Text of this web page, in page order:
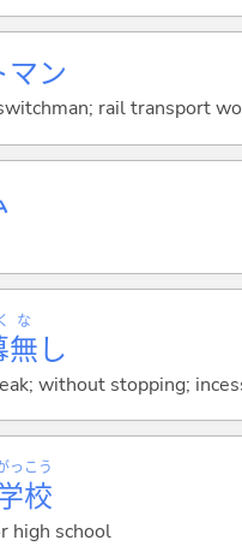
マン
rail transport
無
な
し
without stopping;
っ
校
こう
high school